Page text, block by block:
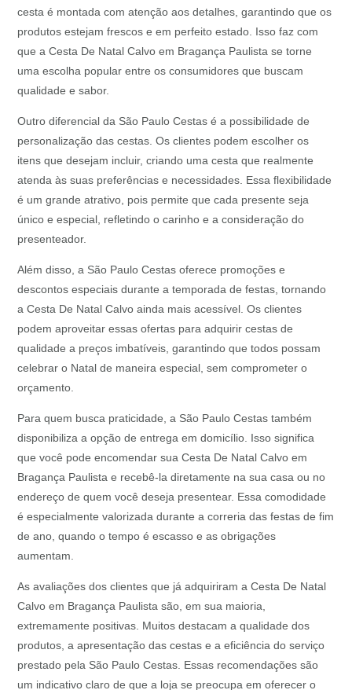
cesta é montada com atenção aos detalhes, garantindo que os
produtos estejam frescos e em perfeito estado. Isso faz com
que a Cesta De Natal Calvo em Bragança Paulista se torne
uma escolha popular entre os consumidores que buscam
qualidade e sabor.
Outro diferencial da São Paulo Cestas é a possibilidade de
personalização das cestas. Os clientes podem escolher os
itens que desejam incluir, criando uma cesta que realmente
atenda às suas preferências e necessidades. Essa flexibilidade
é um grande atrativo, pois permite que cada presente seja
único e especial, refletindo o carinho e a consideração do
presenteador.
Além disso, a São Paulo Cestas oferece promoções e
descontos especiais durante a temporada de festas, tornando
a Cesta De Natal Calvo ainda mais acessível. Os clientes
podem aproveitar essas ofertas para adquirir cestas de
qualidade a preços imbatíveis, garantindo que todos possam
celebrar o Natal de maneira especial, sem comprometer o
orçamento.
Para quem busca praticidade, a São Paulo Cestas também
disponibiliza a opção de entrega em domicílio. Isso significa
que você pode encomendar sua Cesta De Natal Calvo em
Bragança Paulista e recebê-la diretamente na sua casa ou no
endereço de quem você deseja presentear. Essa comodidade
é especialmente valorizada durante a correria das festas de fim
de ano, quando o tempo é escasso e as obrigações
aumentam.
As avaliações dos clientes que já adquiriram a Cesta De Natal
Calvo em Bragança Paulista são, em sua maioria,
extremamente positivas. Muitos destacam a qualidade dos
produtos, a apresentação das cestas e a eficiência do serviço
prestado pela São Paulo Cestas. Essas recomendações são
um indicativo claro de que a loja se preocupa em oferecer o